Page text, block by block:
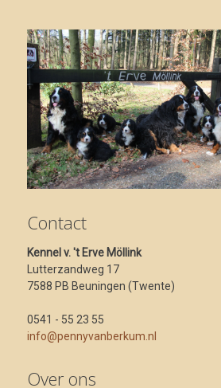
Contact
Kennel v. 't Erve Möllink
Lutterzandweg 17
7588 PB Beuningen (Twente)
0541 - 55 23 55
info@pennyvanberkum.nl
Over ons